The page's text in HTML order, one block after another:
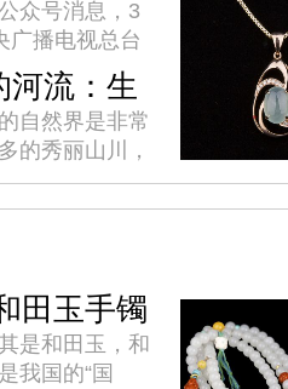
众号消息，3
广播电视总台
明呈贡区承
公司在网络直
冒...
河流：生
翠玉石
自然界是非常
的秀丽山川，
，你对这个世
人生阅历才越
魅力所在
田玉手镯
是和田玉，和
我国的“国